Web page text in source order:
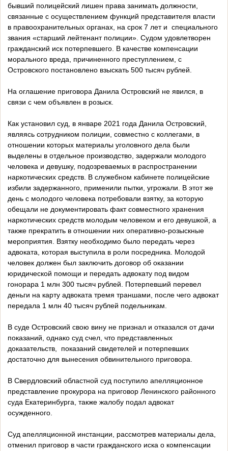
бывший полицейский лишен права занимать должности,
связанные с осуществлением функций представителя власти
в правоохранительных органах, на срок 7 лет и специального
звания «старший лейтенант полиции». Судом удовлетворен
гражданский иск потерпевшего. В качестве компенсации
морального вреда, причиненного преступлением, с
Островского постановлено взыскать 500 тысяч рублей.
На оглашение приговора Данила Островский не явился, в
связи с чем объявлен в розыск.
Как установил суд, в январе 2021 года Данила Островский,
являясь сотрудником полиции, совместно с коллегами, в
отношении которых материалы уголовного дела были
выделены в отдельное производство, задержали молодого
человека и девушку, подозреваемых в распространении
наркотических средств. В служебном кабинете полицейские
избили задержанного, применили пытки, угрожали. В этот же
день с молодого человека потребовали взятку, за которую
обещали не документировать факт совместного хранения
наркотических средств молодым человеком и его девушкой, а
также прекратить в отношении них оперативно-розыскные
мероприятия. Взятку необходимо было передать через
адвоката, которая выступила в роли посредника. Молодой
человек должен был заключить договор об оказании
юридической помощи и передать адвокату под видом
гонорара 1 млн 300 тысяч рублей. Потерпевший перевел
деньги на карту адвоката тремя траншами, после чего адвокат
передала 1 млн 40 тысяч рублей подельникам.
В суде Островский свою вину не признал и отказался от дачи
показаний, однако суд счел, что представленных
доказательств, показаний свидетелей и потерпевших
достаточно для вынесения обвинительного приговора.
В Свердловский областной суд поступило апелляционное
представление прокурора на приговор Ленинского районного
суда Екатеринбурга, также жалобу подал адвокат
осужденного.
Суд апелляционной инстанции, рассмотрев материалы дела,
отменил приговор в части гражданского иска о компенсации